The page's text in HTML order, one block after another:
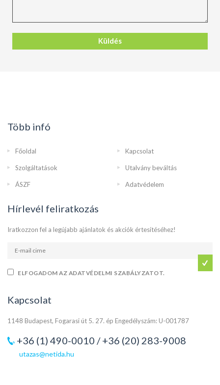
Több infó
Főoldal Kapcsolat
Szolgáltatások Utalvány beváltás
ÁSZF Adatvédelem
Hírlevél feliratkozás
Iratkozzon fel a legújabb ajánlatok és akciók értesítéséhez!
ELFOGADOM AZ ADATVÉDELMI SZABÁLYZATOT.
Kapcsolat
1148 Budapest, Fogarasi út 5. 27. ép Engedélyszám: U-001787
+36 (1) 490-0010 / +36 (20) 283-9008
utazas@netida.hu